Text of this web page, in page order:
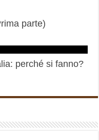
parte)
perché si fanno?